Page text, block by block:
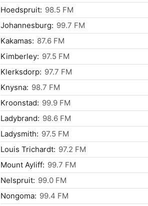
Hoedspruit: 98.5 FM
Johannesburg: 99.7 FM
Kakamas: 87.6 FM
Kimberley: 97.5 FM
Klerksdorp: 97.7 FM
Knysna: 98.7 FM
Kroonstad: 99.9 FM
Ladybrand: 98.6 FM
Ladysmith: 97.5 FM
Louis Trichardt: 97.2 FM
Mount Ayliff: 99.7 FM
Nelspruit: 99.0 FM
Nongoma: 99.4 FM